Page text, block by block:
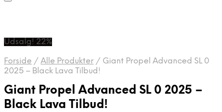
Udsalg! 22%
Forside / Alle Produkter / Giant Propel Advanced SL 0
2025 – Black Lava Tilbud!
Giant Propel Advanced SL 0 2025 –
Black Lava Tilbud!